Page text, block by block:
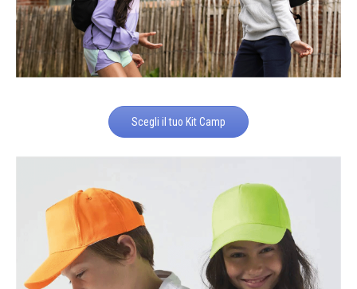
Scegli il tuo Kit Camp